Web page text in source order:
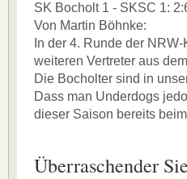
SK Bocholt 1 - SKSC 1:
Von Martin Böhnke:
In der 4. Runde der
weiteren Vertreter aus
Die Bocholter sind in
Dass man Underdogs
dieser Saison bereits
Überraschender